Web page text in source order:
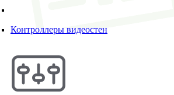
Контроллеры видеостен